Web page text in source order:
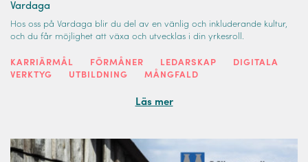
Vardaga
Hos oss på Vardaga blir du del av en vänlig och inkluderande kultur,
och du får möjlighet att växa och utvecklas i din yrkesroll.
KARRIÄRMÅL FÖRMÅNER LEDARSKAP
DIGITALA
VERKTYG
UTBILDNING MÅNGFALD
Läs mer